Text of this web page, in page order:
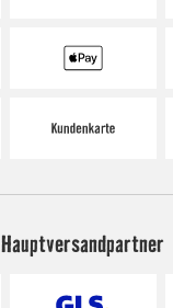
Hauptversandpartner